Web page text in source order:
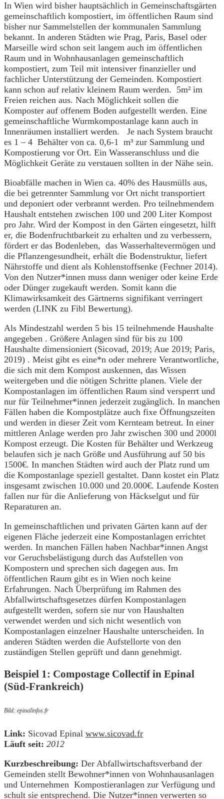
In Wien wird bisher hauptsächlich in Gemeinschaftsgärten
gemeinschaftlich kompostiert, im öffentlichen Raum sind
bisher nur Sammelstellen der kommunalen Sammlung
bekannt. In anderen Städten wie Prag, Paris, Basel oder
Marseille wird schon seit langem auch im öffentlichen
Raum und in Wohnhausanlagen gemeinschaftlich
kompostiert, zum Teil mit intensiver finanzieller und
fachlicher Unterstützung der Gemeinden. Kompostiert
kann schon auf relativ kleinem Raum werden. 5m² im
Freien reichen aus. Nach Möglichkeit sollen die
Komposter auf offenem Boden aufgestellt werden. Eine
gemeinschaftliche Wurmkompostanlage kann auch in
Innenräumen installiert werden. Je nach System braucht
es 1 – 4 Behälter von ca. 0,6-1 m³ zur Sammlung und
Kompostierung vor Ort. Ein Wasseranschluss und die
Möglichkeit Geräte zu verstauen sollten in der Nähe sein.
Bioabfälle machen in Wien ca. 40% des Hausmülls aus,
die bei getrennter Sammlung vor Ort nicht transportiert
und deponiert oder verbrannt werden. Pro teilnehmendem
Haushalt entstehen zwischen 100 und 200 Liter Kompost
pro Jahr. Wird der Kompost in den Gärten eingesetzt, hilft
er, die Bodenfruchtbarkeit zu erhalten und zu verbessern,
fördert er das Bodenleben, das Wasserhaltevermögen und
die Pflanzengesundheit, erhält die Bodenstruktur, liefert
Nährstoffe und dient als Kohlenstoffsenke (Fechner 2014).
Von den Nutzer*innen muss dann weniger oder keine Erde
oder Dünger zugekauft werden. Somit kann die
Klimawirksamkeit des Gärtnerns signifikant verringert
werden (LINK zu Fibl Bewertung).
Als Mindestzahl werden 5 bis 15 teilnehmende Haushalte
angegeben . Größere Anlagen sind für bis zu 100
Haushalte dimensioniert (Sicovad, 2019; Aue 2019; Paris,
2019) . Meist gibt es eine*n oder mehrere Verantwortliche,
die sich mit dem Kompost auskennen, das Wissen
weitergeben und die nötigen Schritte planen. Viele der
Kompostanlagen im öffentlichen Raum sind versperrt und
nur für Teilnehmer*innen jederzeit zugänglich. In manchen
Fällen haben die Kompostplätze auch fixe Öffnungszeiten
und werden in dieser Zeit vom Kernteam betreut. In einer
mittleren Anlage werden pro Jahr zwischen 300 und 2000l
Kompost erzeugt. Die Kosten für Behälter und Werkzeug
belaufen sich je nach Größe und Ausführung auf 50 bis
1500€. In manchen Städten wird auch der Platz rund um
die Kompostanlage speziell gestaltet. Dann kostet ein Platz
insgesamt zwischen 10.000 und 20.000€. Laufende Kosten
fallen nur für die Anlieferung von Häckselgut und für
Reparaturen an.
In gemeinschaftlichen und privaten Gärten kann auf der
eigenen Fläche jederzeit eine Kompostanlagen errichtet
werden. In manchen Fällen haben Nachbar*innen Angst
vor Geruchsbelästigung durch das Aufstellen von
Kompostern und sprechen sich dagegen aus. Im
öffentlichen Raum gibt es in Wien noch keine
Erfahrungen. Nach Überprüfung im Rahmen des
Abfallwirtschaftsgesetzes dürfen Kompostanlagen
aufgestellt werden, sofern sie nur von Haushalten
verwendet werden und sich nicht wesentlich von
Kompostanlagen einzelner Haushalte unterscheiden. In
anderen Städten werden die Aufstellorte von den
zuständigen Stellen geprüft und dann genehmigt.
Beispiel 1: Compostage Collectif in Epinal
(Süd-Frankreich)
Bild: epinalinfos.fr
Link: Sicovad Epinal www.sicovad.fr
Läuft seit: 2012
Kurzbeschreibung: Der Abfallwirtschaftsverband der
Gemeinden stellt Bewohner*innen von Wohnhausanlagen
und Unternehmen Kompostieranlagen zur Verfügung und
schult sie entsprechend. Die Nutzer*innen verwerten so